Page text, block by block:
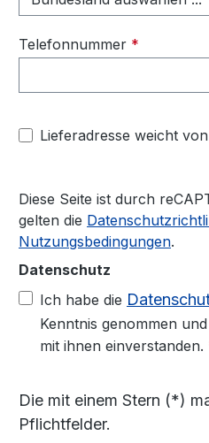
Telefonnummer *
Lieferadresse weicht
Diese Seite ist durch
gelten die
Nutzungsbedingungen.
Datenschutz
Ich habe die
Kenntnis genommen und
mit ihnen einverstanden.
Die mit einem Stern (*)
Pflichtfelder.